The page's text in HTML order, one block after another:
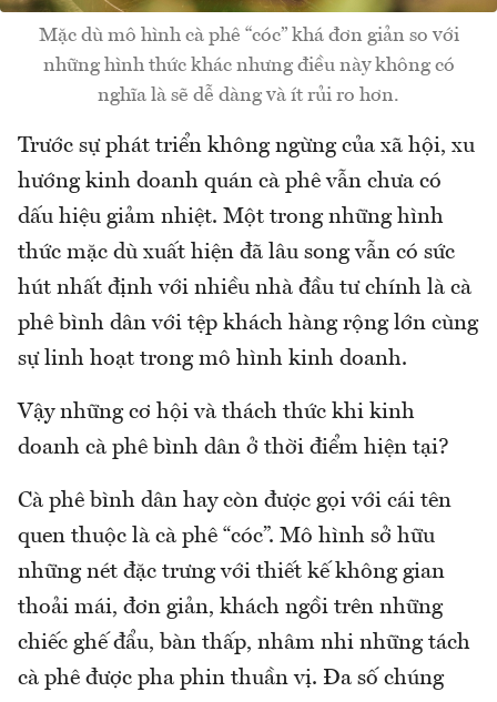
Mặc dù mô hình cà phê “cóc” khá đơn giản so với
những hình thức khác nhưng điều này không có
nghĩa là sẽ dễ dàng và ít rủi ro hơn.
Trước sự phát triển không ngừng của xã hội, xu
hướng kinh doanh quán cà phê vẫn chưa có
dấu hiệu giảm nhiệt. Một trong những hình
thức mặc dù xuất hiện đã lâu song vẫn có sức
hút nhất định với nhiều nhà đầu tư chính là cà
phê bình dân với tệp khách hàng rộng lớn cùng
sự linh hoạt trong mô hình kinh doanh.
Vậy những cơ hội và thách thức khi kinh
doanh cà phê bình dân ở thời điểm hiện tại?
Cà phê bình dân hay còn được gọi với cái tên
quen thuộc là cà phê “cóc”. Mô hình sở hữu
những nét đặc trưng với thiết kế không gian
thoải mái, đơn giản, khách ngồi trên những
chiếc ghế đẩu, bàn thấp, nhâm nhi những tách
cà phê được pha phin thuần vị. Đa số chúng